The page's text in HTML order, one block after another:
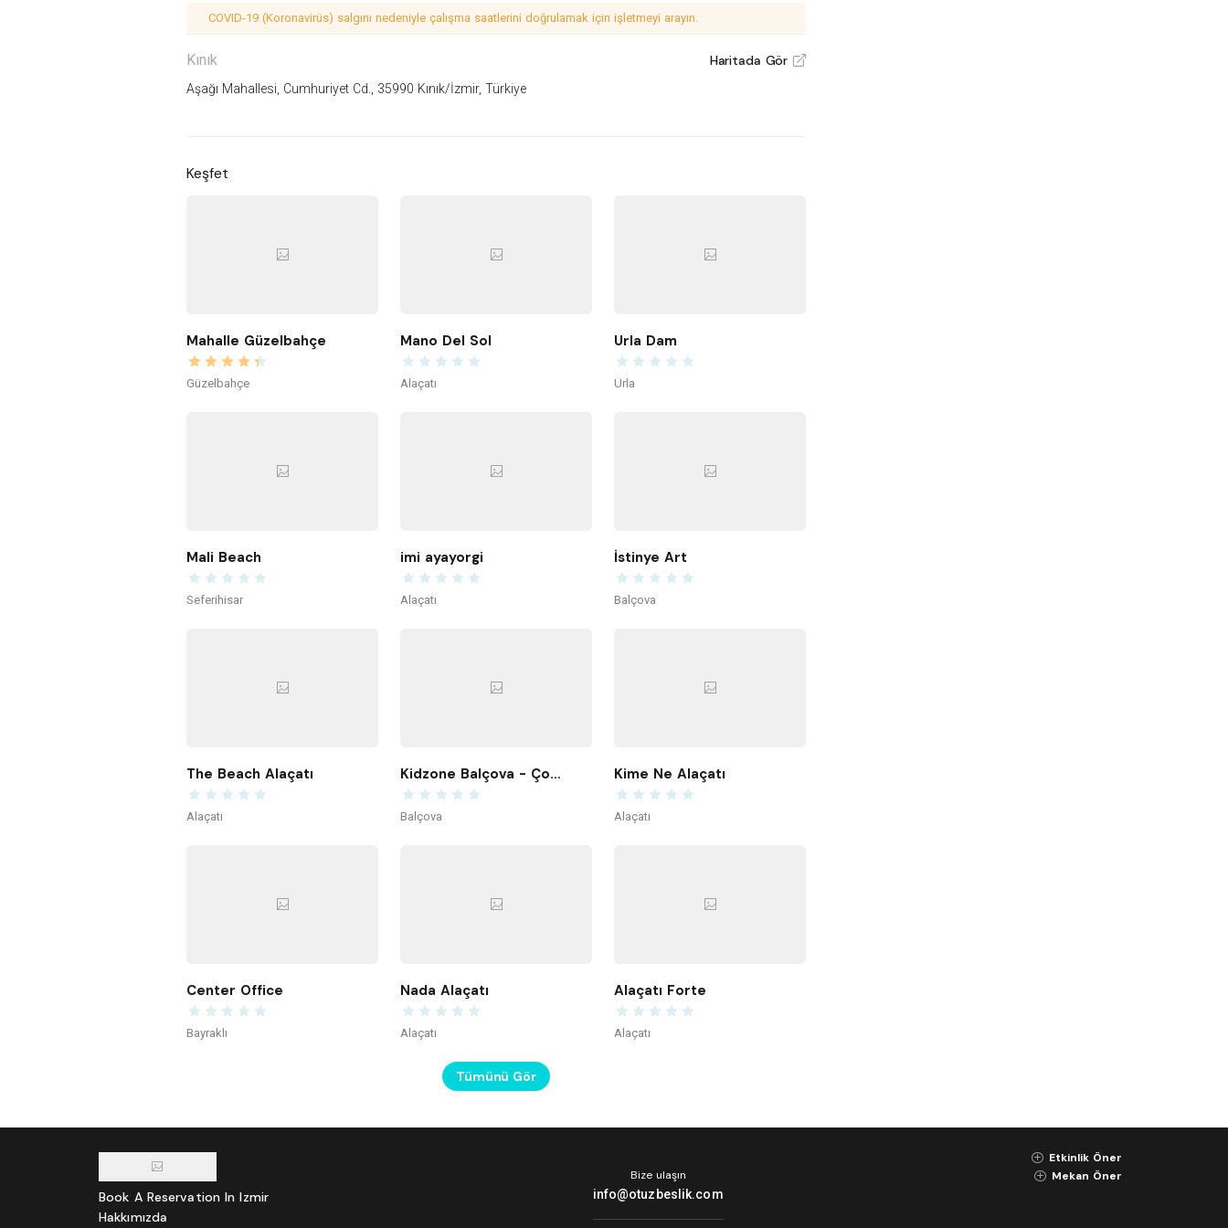
COVID-19 (Koronavirüs) salgını nedeniyle çalışma saatlerini doğrulamak için işletmeyi arayın.
Kınık Haritada Gör V
Aşağı Mahallesi, Cumhuriyet Cd., 35990 Kınık/İzmir, Türkiye
Keşfet
Mahalle Güzelbahçe
Güzelbahçe
Mano Del Sol
Alaçatı
Urla Dam
Urla
Mali Beach
Seferihisar
imi ayayorgi
Alaçatı
İstinye Art
Balçova
The Beach Alaçatı
Alaçatı
Kidzone Balçova - Çocuk Gelişim ve Aktivite Merkezi
Balçova
Kime Ne Alaçatı
Alaçatı
Center Office
Bayraklı
Nada Alaçatı
Alaçatı
Alaçatı Forte
Alaçatı
Tümünü Gör
Book A Reservation In Izmir
Hakkımızda
Bize ulaşın
info@otuzbeslik.com
K Etkinlik Öner
K Mekan Öner